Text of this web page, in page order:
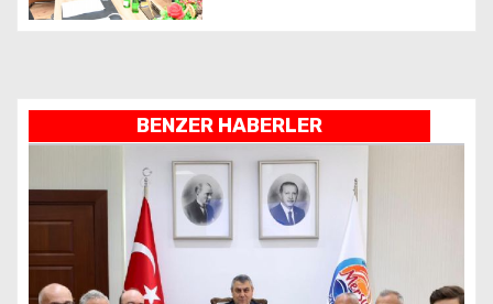
BENZER HABERLER